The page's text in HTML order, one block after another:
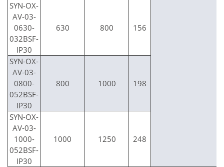
SYN-OX-
AV-03-
0630-
032BSF-
IP30
630 800 156
SYN-OX-
AV-03-
0800-
052BSF-
IP30
800 1000 198
SYN-OX-
AV-03-
1000-
052BSF-
IP30
1000 1250 248